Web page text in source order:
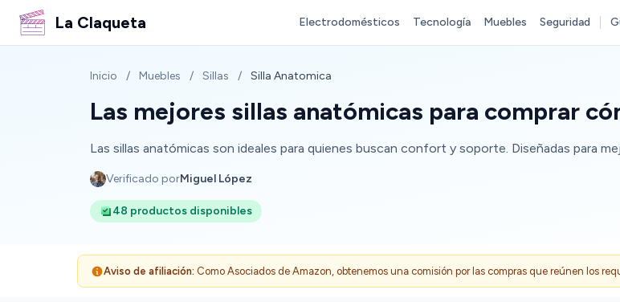
La Claqueta Electrodomésticos Tecnología Muebles Seguridad
Inicio / Muebles / Sillas / Silla Anatomica
Las mejores sillas anatómicas para comprar
Las sillas anatómicas son ideales para quienes buscan confort y soporte. Diseñadas para
Verificado porMiguel López
48 productos disponibles
Aviso de afiliación: Como Asociados de Amazon, obtenemos una comisión por las compras que reúnen los